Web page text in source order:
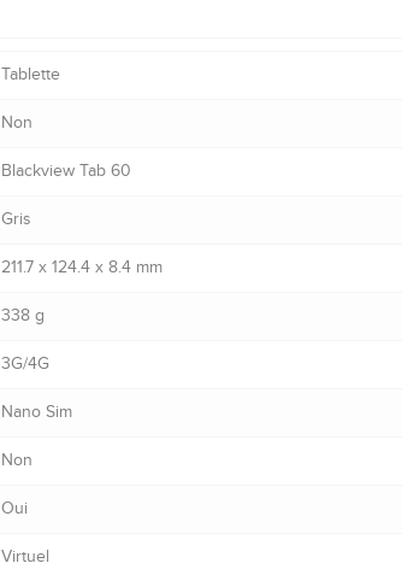
Tablette
Non
Blackview Tab 60
Gris
211.7 x 124.4 x 8.4 mm
338 g
3G/4G
Nano Sim
Non
Oui
Virtuel